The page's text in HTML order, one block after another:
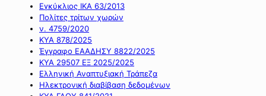
Εγκύκλιος ΙΚΑ 63/2013
Πολίτες τρίτων χωρών
ν. 4759/2020
ΚΥΑ 878/2025
Έγγραφο ΕΑΑΔΗΣΥ 8822/2025
ΚΥΑ 29507 ΕΞ 2025/2025
Ελληνική Αναπτυξιακή Τράπεζα
Ηλεκτρονική διαβίβαση δεδομένων